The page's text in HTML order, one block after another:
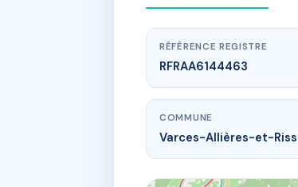
RÉFÉRENCE REGISTRE
RFRAA6144463
COMMUNE
Varces-Allières-et-